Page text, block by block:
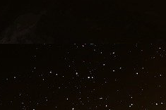
Merlen, avec
poursuites
Lahoud sur Denis
30 000 opérations